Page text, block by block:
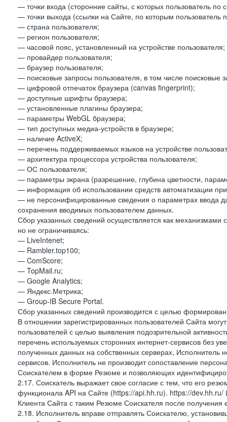
— точки входа (сторонние сайты, с которых пользователь по
— точки выхода (ссылки на Сайте, по которым пользователь
— страна пользователя;
— регион пользователя;
— часовой пояс, установленный на устройстве пользователя;
— провайдер пользователя;
— браузер пользователя;
— поисковые запросы пользователя, в том числе поисковые
— цифровой отпечаток браузера (canvas fingerprint);
— доступные шрифты браузера;
— установленные плагины браузера;
— параметры WebGL браузера;
— тип доступных медиа-устройств в браузере;
— наличие ActiveX;
— перечень поддерживаемых языков на устройстве
— архитектура процессора устройства пользователя;
— ОС пользователя;
— параметры экрана (разрешение, глубина цветности,
— информация об использовании средств автоматизации
— не персонифицированные сведения о параметрах ввода
сохранения вводимых пользователем данных.
Сбор указанных сведений осуществляется как
но не ограничиваясь:
— LiveIntenet;
— Rambler.top100;
— ComScore;
— TopMail.ru;
— Google Analytics;
— Яндекс.Метрика;
— Group-IB Secure Portal.
Сбор указанных сведений производится с целью
В отношении зарегистрированных пользователей Сайта
пользователей с целью выявления подозрительной
перечень используемых сторонних интернет-сервисов без
полученных данных на собственных серверах, Исполнитель
сервисов. Исполнитель не производит сопоставление
Соискателем в форме Резюме и позволяющих
2.17. Соискатель выражает свое согласие с тем, что его
функционала API на Сайте (https://api.hh.ru). https://dev.hh.ru/
Клиента Сайта с таким Резюме Соискателя после
2.18. Исполнитель вправе отправлять Соискателю,